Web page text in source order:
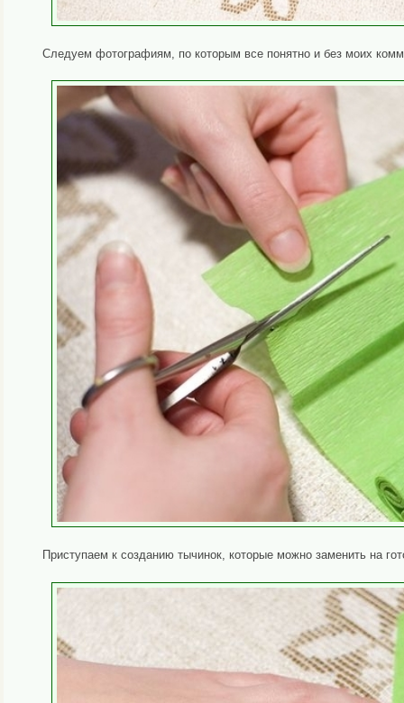
Следуем фотографиям, по которым все понятно и без моих
Приступаем к созданию тычинок, которые можно заменить на